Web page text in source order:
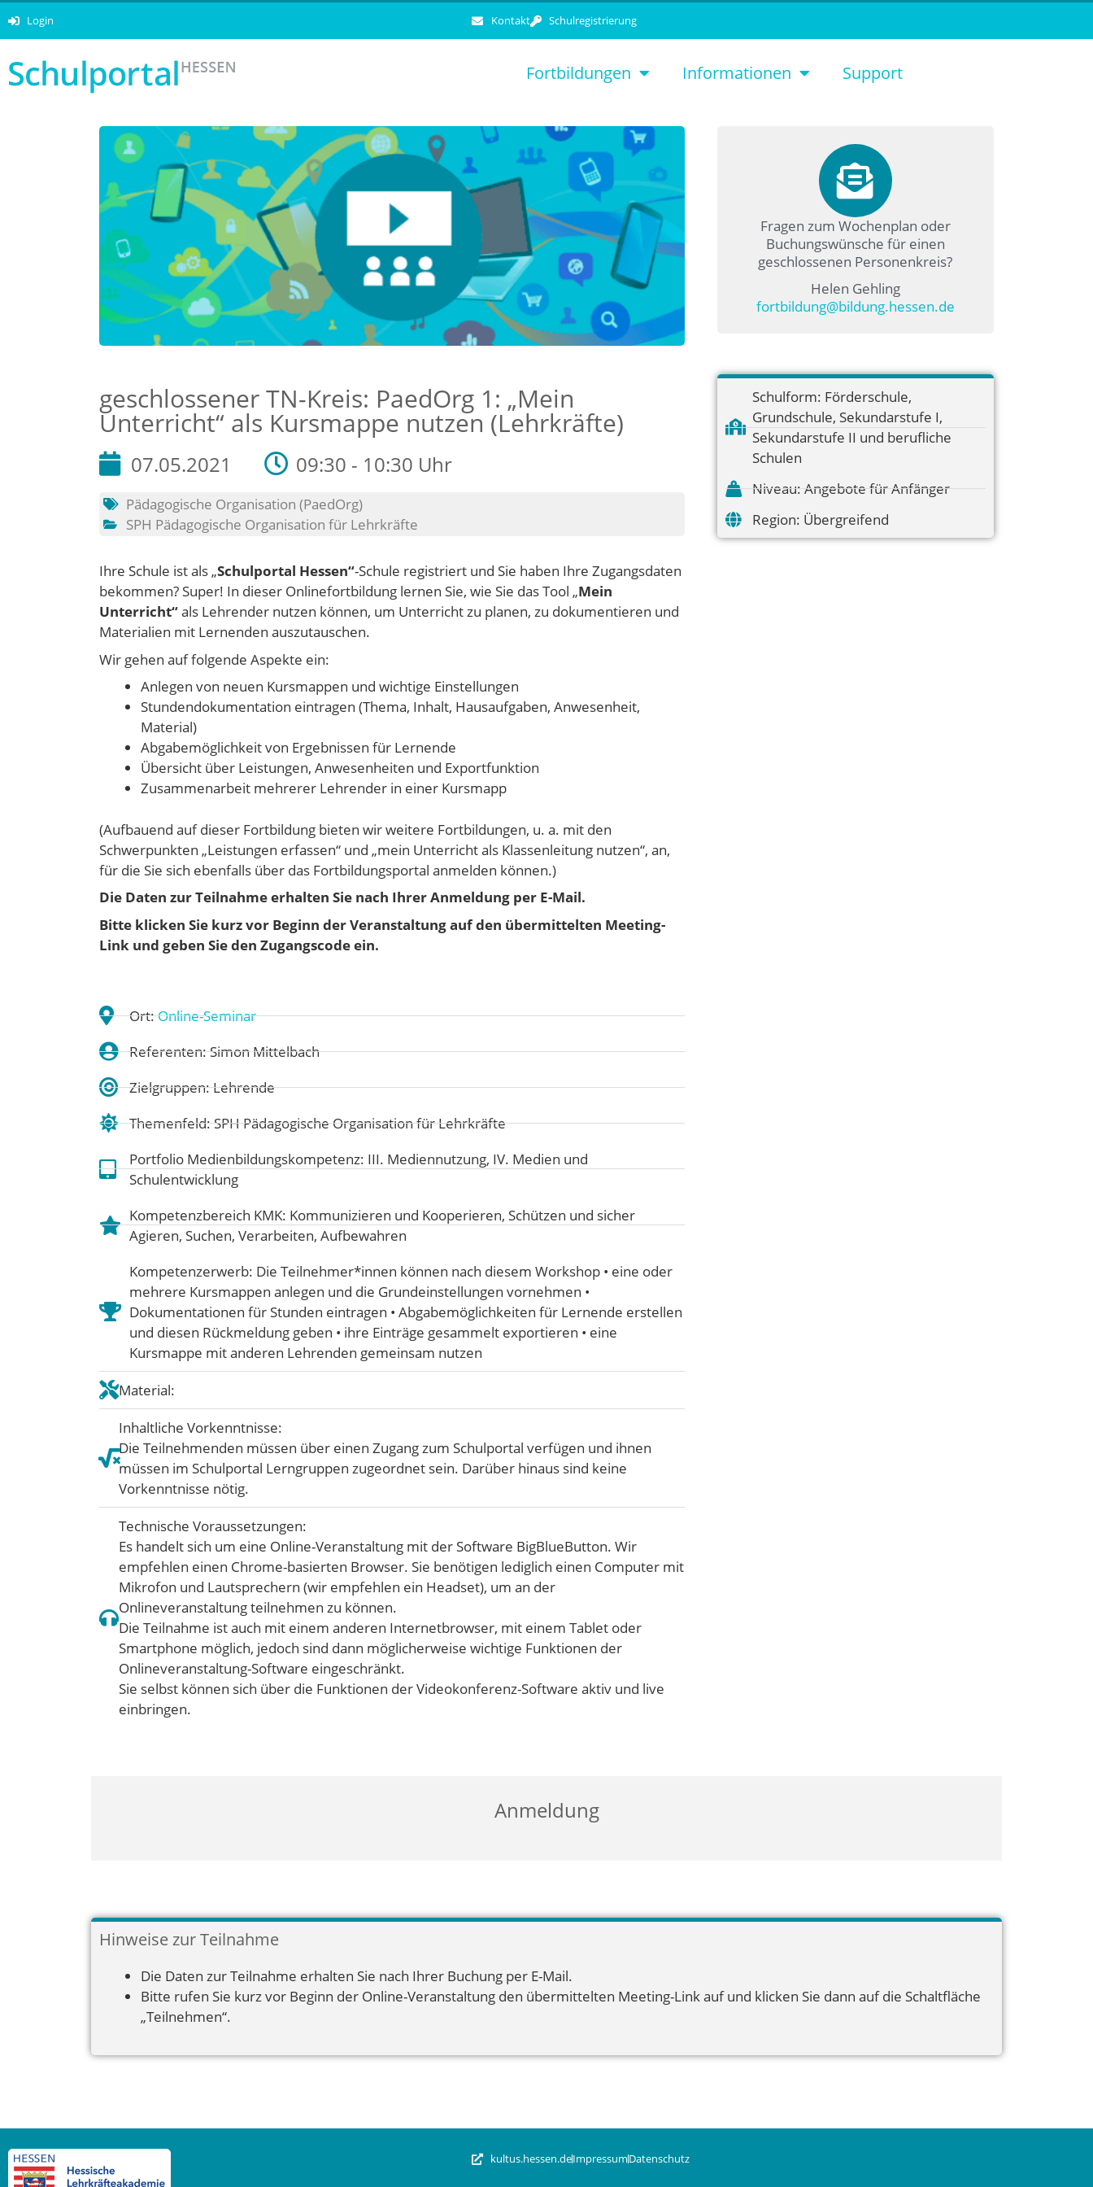
Login Kontakt Schulregistrierung
Fortbildungen Informationen Support
geschlossener TN-Kreis: PaedOrg 1: „Mein
Unterricht“ als Kursmappe nutzen (Lehrkräfte)
07.05.2021 09:30 - 10:30 Uhr
Pädagogische Organisation (PaedOrg)
SPH Pädagogische Organisation für Lehrkräfte
Ihre Schule ist als „Schulportal Hessen“-Schule registriert und Sie haben Ihre Zugangsdaten
bekommen? Super! In dieser Onlinefortbildung lernen Sie, wie Sie das Tool „Mein
Unterricht“als Lehrender nutzen können, um Unterricht zu planen, zu dokumentieren und
Materialien mit Lernenden auszutauschen.
Wir gehen auf folgende Aspekte ein:
Anlegen von neuen Kursmappen und wichtige Einstellungen
Stundendokumentation eintragen (Thema, Inhalt, Hausaufgaben, Anwesenheit,
Material)
Abgabemöglichkeit von Ergebnissen für Lernende
Übersicht über Leistungen, Anwesenheiten und Exportfunktion
Zusammenarbeit mehrerer Lehrender in einer Kursmapp
(Aufbauend auf dieser Fortbildung bieten wir weitere Fortbildungen, u. a. mit den
Schwerpunkten „Leistungen erfassen“ und „mein Unterricht als Klassenleitung nutzen“, an,
für die Sie sich ebenfalls über das Fortbildungsportal anmelden können.)
Die Daten zur Teilnahme erhalten Sie nach Ihrer Anmeldung per E-Mail.
Bitte klicken Sie kurz vor Beginn der Veranstaltung auf den übermittelten Meeting-
Link und geben Sie den Zugangscode ein.
Ort:Online-Seminar
Referenten: Simon Mittelbach
Zielgruppen: Lehrende
Themenfeld:SPH Pädagogische Organisation für Lehrkräfte
Portfolio Medienbildungskompetenz: III. Mediennutzung, IV. Medien und
Schulentwicklung
Kompetenzbereich KMK: Kommunizieren und Kooperieren, Schützen und sicher
Agieren, Suchen, Verarbeiten, Aufbewahren
Kompetenzerwerb: Die Teilnehmer*innen können nach diesem Workshop • eine oder
mehrere Kursmappen anlegen und die Grundeinstellungen vornehmen •
Dokumentationen für Stunden eintragen • Abgabemöglichkeiten für Lernende erstellen
und diesen Rückmeldung geben • ihre Einträge gesammelt exportieren • eine
Kursmappe mit anderen Lehrenden gemeinsam nutzen
Material:
Inhaltliche Vorkenntnisse:
Die Teilnehmenden müssen über einen Zugang zum Schulportal verfügen und ihnen
müssen im Schulportal Lerngruppen zugeordnet sein. Darüber hinaus sind keine
Vorkenntnisse nötig.
Technische Voraussetzungen:
Es handelt sich um eine Online-Veranstaltung mit der Software BigBlueButton. Wir
empfehlen einen Chrome-basierten Browser. Sie benötigen lediglich einen Computer mit
Mikrofon und Lautsprechern (wir empfehlen ein Headset), um an der
Onlineveranstaltung teilnehmen zu können.
Die Teilnahme ist auch mit einem anderen Internetbrowser, mit einem Tablet oder
Smartphone möglich, jedoch sind dann möglicherweise wichtige Funktionen der
Onlineveranstaltung-Software eingeschränkt.
Sie selbst können sich über die Funktionen der Videokonferenz-Software aktiv und live
einbringen.
Fragen zum Wochenplan oder
Buchungswünsche für einen
geschlossenen Personenkreis?
Helen Gehling
fortbildung@bildung.hessen.de
Schulform: Förderschule,
Grundschule, Sekundarstufe I,
Sekundarstufe II und berufliche
Schulen
Niveau: Angebote für Anfänger
Region: Übergreifend
Anmeldung
Hinweise zur Teilnahme
Die Daten zur Teilnahme erhalten Sie nach Ihrer Buchung per E-Mail.
Bitte rufen Sie kurz vor Beginn der Online-Veranstaltung den übermittelten Meeting-Link auf und klicken Sie dann auf die Schaltfläche
„Teilnehmen“.
kultus.hessen.deImpressumDatenschutz